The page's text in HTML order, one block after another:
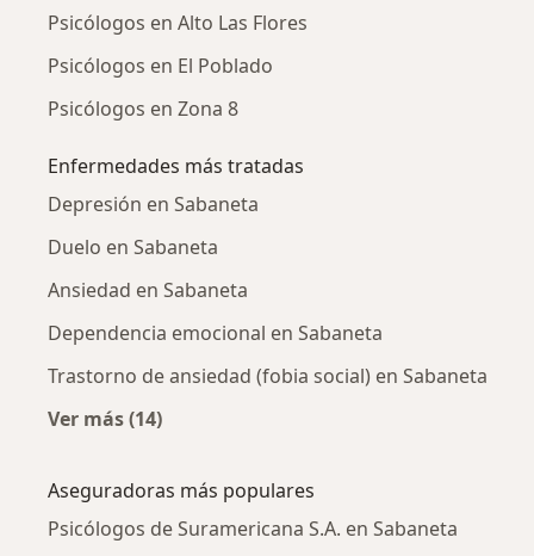
Psicólogos en Alto Las Flores
Psicólogos en El Poblado
Psicólogos en Zona 8
Enfermedades más tratadas
Depresión en Sabaneta
Duelo en Sabaneta
Ansiedad en Sabaneta
Dependencia emocional en Sabaneta
Trastorno de ansiedad (fobia social) en Sabaneta
Ver más (14)
Aseguradoras más populares
Psicólogos de Suramericana S.A. en Sabaneta